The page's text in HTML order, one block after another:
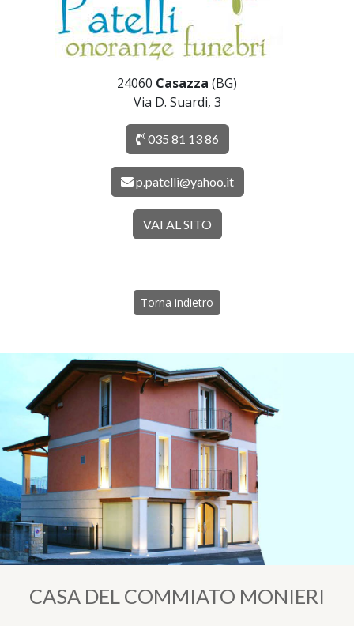
24060 Casazza (BG)
Via D. Suardi, 3
035 81 13 86
p.patelli@yahoo.it
VAI AL SITO
Torna indietro
CASA DEL COMMIATO MONIERI